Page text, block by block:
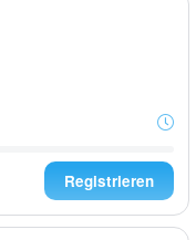
Registrieren